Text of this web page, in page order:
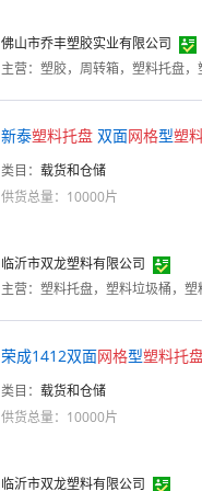
佛山市乔丰塑胶实业有限公司
主营： 塑胶，周转箱，塑料托盘，
新泰塑料托盘 双面网格型塑
类目： 载货和仓储
供货总量：10000片
临沂市双龙塑料有限公司
主营： 塑料托盘，塑料垃圾桶，塑
荣成1412双面网格型塑料托
类目： 载货和仓储
供货总量：10000片
临沂市双龙塑料有限公司